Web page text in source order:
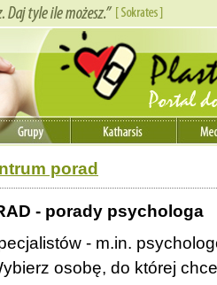
porad
- porady psychologa
- m.in.
osobę, do której